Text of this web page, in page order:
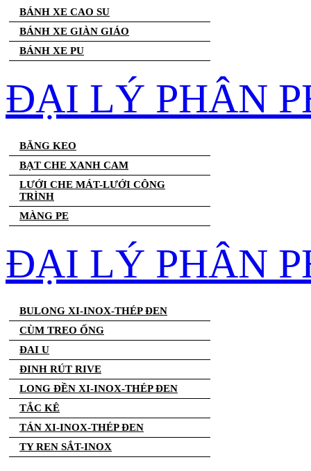
BÁNH XE CAO SU
BÁNH XE GIÀN GIÁO
BÁNH XE PU
ĐẠI LÝ PHÂN
BĂNG KEO
BẠT CHE XANH CAM
LƯỚI CHE MÁT-LƯỚI CÔNG
TRÌNH
MÀNG PE
ĐẠI LÝ PHÂN
BULONG XI-INOX-THÉP ĐEN
CÙM TREO ỐNG
ĐAI U
ĐINH RÚT RIVE
LONG ĐỀN XI-INOX-THÉP ĐEN
TẮC KÊ
TÁN XI-INOX-THÉP ĐEN
TY REN SẮT-INOX